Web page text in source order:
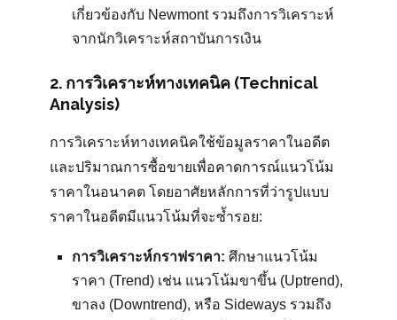
เกี่ยวข้องกับ Newmont รวมถึงการวิเคราะห์
จากนักวิเคราะห์สถาบันการเงิน
2. การวิเคราะห์ทางเทคนิค (Technical
Analysis)
การวิเคราะห์ทางเทคนิคใช้ข้อมูลราคาในอดีต
และปริมาณการซื้อขายเพื่อคาดการณ์แนวโน้ม
ราคาในอนาคต โดยอาศัยหลักการที่ว่ารูปแบบ
ราคาในอดีตมีแนวโน้มที่จะซ้ำรอย:
การวิเคราะห์กราฟราคา: ศึกษาแนวโน้ม
ราคา (Trend) เช่น แนวโน้มขาขึ้น (Uptrend),
ขาลง (Downtrend), หรือ Sideways รวมถึง